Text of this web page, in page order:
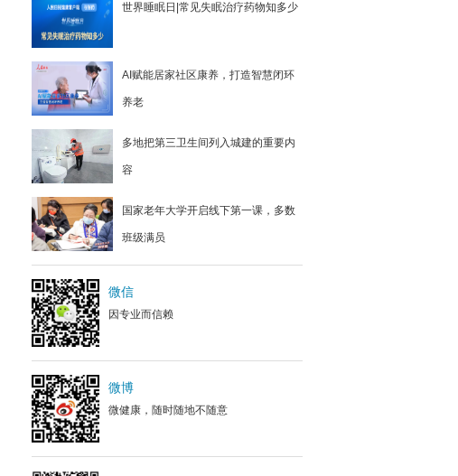
世界睡眠日|常见失眠治疗药物知多少
AI赋能居家社区康养，打造智慧闭环
养老
多地把第三卫生间列入城建的重要内
容
国家老年大学开启线下第一课，多数
班级满员
微信
因专业而信赖
微博
微健康，随时随地不随意